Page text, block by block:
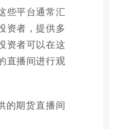
些平台通常汇
资者，提供多
资者可以在这
直播间进行观
的期货直播间